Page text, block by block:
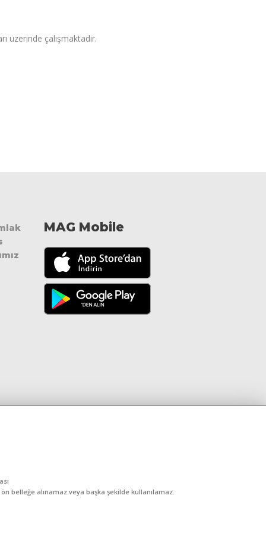
üzerinde çalışmaktadır.
MAG Mobile
belleğe alınamaz veya başka şekilde kullanılamaz.